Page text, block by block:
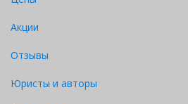
Акции
Отзывы
Юристы и авторы